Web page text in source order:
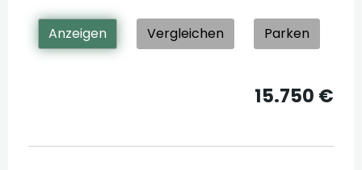
Anzeigen Vergleichen Parken
15.750 €